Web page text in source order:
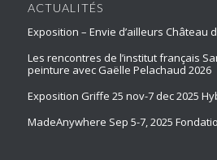
ACTUALITÉS
Exposition – Envie d’ailleurs Château
Les rencontres de l’institut français
peinture avec Gaëlle Pelachaud 2026
Exposition Griffe 25 nov-7 dec 2025
MadeAnywhere Sep 5-7, 2025